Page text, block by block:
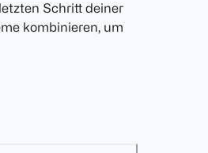
Schritt deiner
kombinieren, um